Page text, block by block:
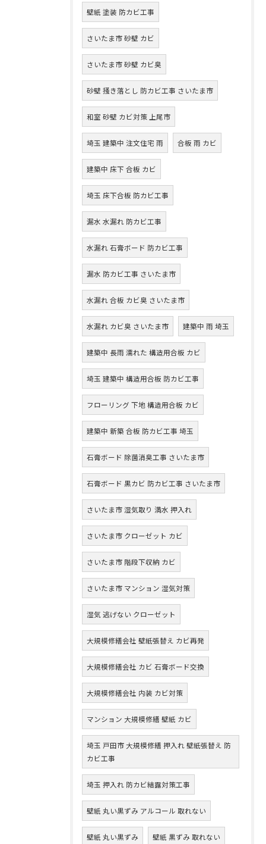
壁紙 塗装 防カビ工事
さいたま市 砂壁 カビ
さいたま市 砂壁 カビ臭
砂壁 掻き落とし 防カビ工事 さいたま市
和室 砂壁 カビ対策 上尾市
埼玉 建築中 注文住宅 雨 合板 雨 カビ
建築中 床下 合板 カビ
埼玉 床下合板 防カビ工事
漏水 水漏れ 防カビ工事
水漏れ 石膏ボード 防カビ工事
漏水 防カビ工事 さいたま市
水漏れ 合板 カビ臭 さいたま市
水漏れ カビ臭 さいたま市 建築中 雨 埼玉
建築中 長雨 濡れた 構造用合板 カビ
埼玉 建築中 構造用合板 防カビ工事
フローリング 下地 構造用合板 カビ
建築中 新築 合板 防カビ工事 埼玉
石膏ボード 除菌消臭工事 さいたま市
石膏ボード 黒カビ 防カビ工事 さいたま市
さいたま市 湿気取り 満水 押入れ
さいたま市 クローゼット カビ
さいたま市 階段下収納 カビ
さいたま市 マンション 湿気対策
湿気 逃げない クローゼット
大規模修繕会社 壁紙張替え カビ再発
大規模修繕会社 カビ 石膏ボード交換
大規模修繕会社 内装 カビ対策
マンション 大規模修繕 壁紙 カビ
埼玉 戸田市 大規模修繕 押入れ 壁紙張替え 防
カビ工事
埼玉 押入れ 防カビ結露対策工事
壁紙 丸い黒ずみ アルコール 取れない
壁紙 丸い黒ずみ 壁紙 黒ずみ 取れない